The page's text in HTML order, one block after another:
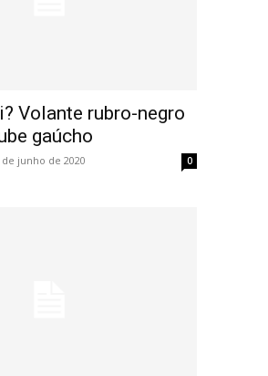
Volante rubro-negro
gaúcho
de junho de 2020 0